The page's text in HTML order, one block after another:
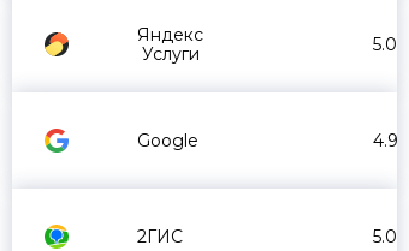
Яндекс
Услуги
5.0
Google 4.9
2ГИС 5.0